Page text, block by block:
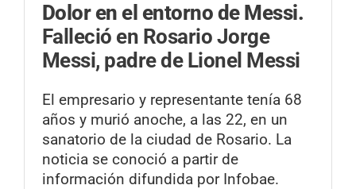
Dolor en el entorno de Messi.
Falleció en Rosario Jorge
Messi, padre de Lionel Messi
El empresario y representante tenía 68
años y murió anoche, a las 22, en un
sanatorio de la ciudad de Rosario. La
noticia se conoció a partir de
información difundida por Infobae.